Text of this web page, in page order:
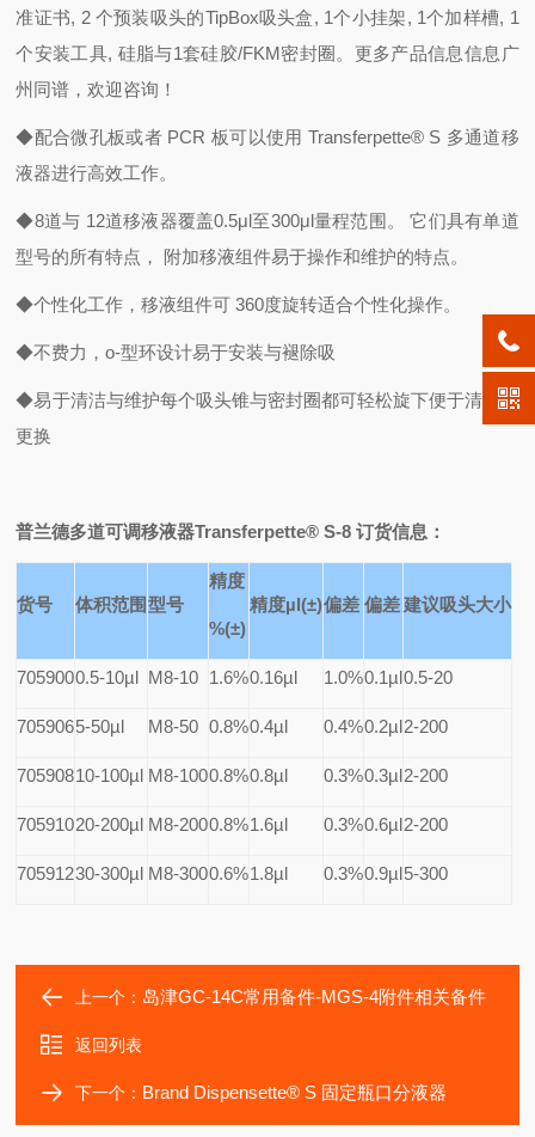
准证书, 2 个预装吸头的TipBox吸头盒, 1个小挂架, 1个加样槽, 1
个安装工具, 硅脂与1套硅胶/FKM密封圈。更多产品信息信息广
州同谱，欢迎咨询！
◆配合微孔板或者 PCR 板可以使用 Transferpette® S 多通道移
液器进行高效工作。
◆8道与 12道移液器覆盖0.5μl至300μl量程范围。 它们具有单道
型号的所有特点， 附加移液组件易于操作和维护的特点。
◆个性化工作，移液组件可 360度旋转适合个性化操作。
◆不费力，o-型环设计易于安装与褪除吸
◆易于清洁与维护每个吸头锥与密封圈都可轻松旋下便于清洁与
更换
普兰德多道可调移液器Transferpette® S-8 订货信息：
货号 体积范围 型号
精度
%(±)
精度µl(±)偏差 偏差 建议吸头大小
7059000.5-10µl M8-10 1.6%0.16µl 1.0%0.1µl0.5-20
7059065-50µl M8-50 0.8%0.4µl 0.4%0.2µl2-200
70590810-100µl M8-1000.8%0.8µl 0.3%0.3µl2-200
70591020-200µl M8-2000.8%1.6µl 0.3%0.6µl2-200
70591230-300µl M8-3000.6%1.8µl 0.3%0.9µl5-300
上一个： 岛津GC-14C常用备件-MGS-4附件相关备件
返回列表
下一个： Brand Dispensette® S 固定瓶口分液器